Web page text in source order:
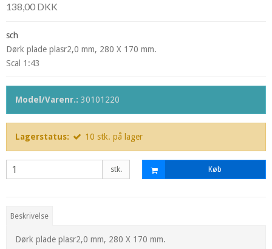
138,00 DKK
sch
Dørk plade plasr2,0 mm, 280 X 170 mm.
Scal 1:43
Model/Varenr.: 30101220
Lagerstatus: 10 stk. på lager
stk. Køb
Beskrivelse
Dørk plade plasr2,0 mm, 280 X 170 mm.